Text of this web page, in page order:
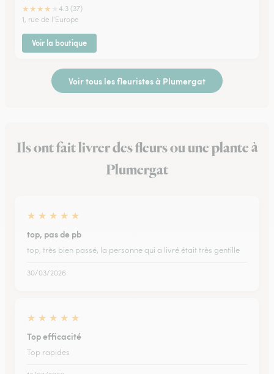
★★★★
4.3 (37)
1, rue de l'Europe
Voir la boutique
Voir tous les fleuristes à Plumergat
Ils ont fait livrer des fleurs ou une plante à
Plumergat
★ ★ ★ ★ ★
top, pas de pb
top, très bien passé, la personne qui a livré était très gentille
30/03/2026
★ ★ ★ ★ ★
Top efficacité
Top rapides